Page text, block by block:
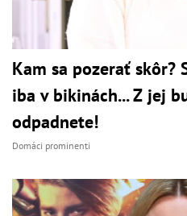
Kam sa pozerať skôr?
iba v bikinách... Z jej
odpadnete!
Domáci prominenti